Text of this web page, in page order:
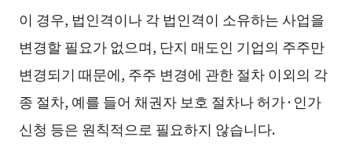
이 경우, 법인격이나 각 법인격이 소유하는 사업을
변경할 필요가 없으며, 단지 매도인 기업의 주주만
변경되기 때문에, 주주 변경에 관한 절차 이외의 각
종 절차, 예를 들어 채권자 보호 절차나 허가·인가
신청 등은 원칙적으로 필요하지 않습니다.